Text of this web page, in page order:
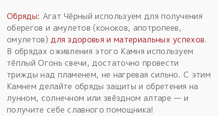
Обряды: Агат Чёрный используем для получения
оберегов и амулетов (коноков, апотропеев,
омулетов)для здоровья и материальных успехов.
В обрядах оживления этого Камня используем
тёплый Огонь свечи, достаточно провести
трижды над пламенем, не нагревая сильно. С этим
Камнем делайте обряды защиты и обретения на
лунном, солнечном или звёздном алтаре — и
получите себе славного помощника!